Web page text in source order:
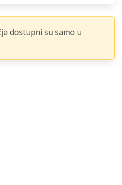
dostupni su samo u